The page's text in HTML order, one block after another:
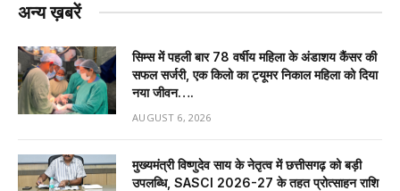
अन्य ख़बरें
सिम्स में पहली बार 78 वर्षीय महिला के अंडाशय कैंसर की
सफल सर्जरी, एक किलो का ट्यूमर निकाल महिला को दिया
नया जीवन….
AUGUST 6, 2026
मुख्यमंत्री विष्णुदेव साय के नेतृत्व में छत्तीसगढ़ को बड़ी
उपलब्धि, SASCI 2026-27 के तहत प्रोत्साहन राशि